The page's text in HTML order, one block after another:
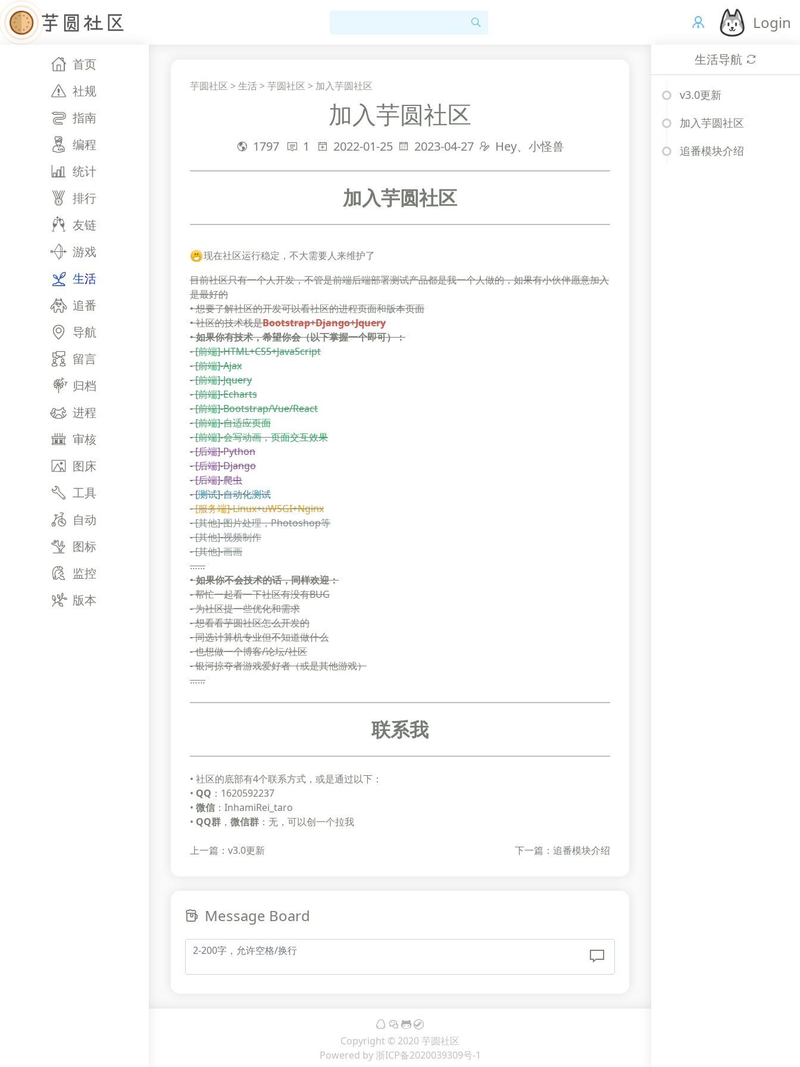
Login
首页
社规
指南
编程
统计
排行
友链
游戏
生活
追番
导航
留言
归档
进程
审核
图床
工具
自动
图标
监控
版本
芋圆社区 >生活 >芋圆社区 > 加入芋圆社区
加入芋圆社区
1797 1 2022-01-25 2023-04-27 Hey、小怪兽
加入芋圆社区
现在社区运行稳定，不大需要人来维护了
目前社区只有一个人开发，不管是前端后端部署测试产品都是我一个人做的，如果有小伙伴愿意加入
是最好的
• 想要了解社区的开发可以看社区的进程页面和版本页面
• 社区的技术栈是Bootstrap+Django+Jquery
•如果你有技术，希望你会（以下掌握一个即可）：
- [前端]-HTML+CSS+JavaScript
- [前端]-Ajax
- [前端]-Jquery
- [前端]-Echarts
- [前端]-Bootstrap/Vue/React
- [前端]-自适应页面
- [前端]-会写动画，页面交互效果
- [后端]-Python
- [后端]-Django
- [后端]-爬虫
- [测试]-自动化测试
- [服务端]-Linux+uWSGI+Nginx
- [其他]-图片处理，Photoshop等
- [其他]-视频制作
- [其他]-画画
……
•如果你不会技术的话，同样欢迎：
- 帮忙一起看一下社区有没有BUG
- 为社区提一些优化和需求
- 想看看芋圆社区怎么开发的
- 同选计算机专业但不知道做什么
- 也想做一个博客/论坛/社区
- 银河掠夺者游戏爱好者（或是其他游戏）
……
联系我
• 社区的底部有4个联系方式，或是通过以下：
• QQ ：1620592237
• 微信 ：InhamiRei_taro
• QQ群 ， 微信群 ：无，可以创一个拉我
上一篇：v3.0更新 下一篇：追番模块介绍
Message Board
生活导航
v3.0更新
加入芋圆社区
追番模块介绍
Copyright © 2020 芋圆社区
Powered by浙ICP备2020039309号-1